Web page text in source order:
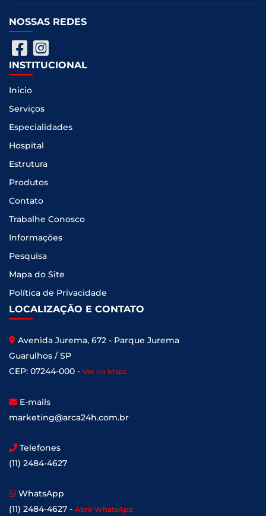
NOSSAS REDES
INSTITUCIONAL
Inicio
Serviços
Especialidades
Hospital
Estrutura
Produtos
Contato
Trabalhe Conosco
Informações
Pesquisa
Mapa do Site
Política de Privacidade
LOCALIZAÇÃO E CONTATO
Avenida Jurema, 672 - Parque Jurema
Guarulhos / SP
CEP: 07244-000 - Ver no Maps
E-mails
marketing@arca24h.com.br
Telefones
(11) 2484-4627
WhatsApp
(11) 2484-4627 - Abrir WhatsApp